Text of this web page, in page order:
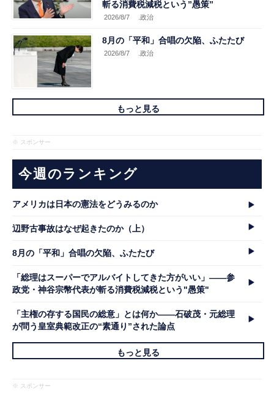
斬る消費税減税という”愚策”
2026/8/7 .政治
8月の「平和」合唱の欠陥、ふたたび
2026/8/7 .政治
もっと見る
※ スポンサー
今週のランキング
アメリカは日本の憲法をどうみるのか
辺野古事故はなぜ起きたのか（上）
8月の「平和」合唱の欠陥、ふたたび
「総理はスーパーでアルバイトしてきた方がいい」――参
政党・神谷宗幣代表が斬る消費税減税という"愚策"
「主権の存する国民の総意」とは何か――石破茂・元総理
が問う皇室典範改正の“素通り”された論点
もっと見る
※ スポンサー